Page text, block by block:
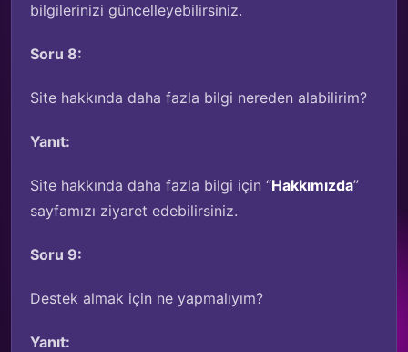
bilgilerinizi güncelleyebilirsiniz.
Soru 8:
Site hakkında daha fazla bilgi nereden alabilirim?
Yanıt:
Site hakkında daha fazla bilgi için “Hakkımızda”
sayfamızı ziyaret edebilirsiniz.
Soru 9:
Destek almak için ne yapmalıyım?
Yanıt: